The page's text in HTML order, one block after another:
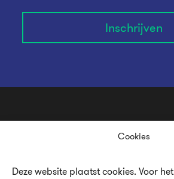
Cookies
Deze website plaatst cookies. Voor
Inschrijven